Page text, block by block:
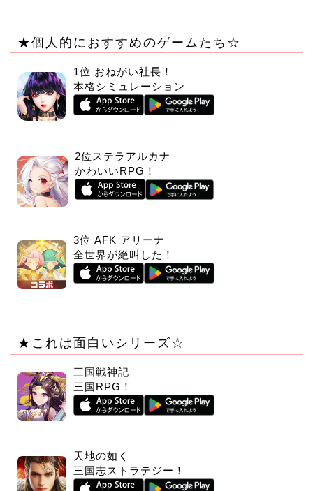
★個人的におすすめのゲームたち☆
1位 おねがい社長！
本格シミュレーション
2位ステラアルカナ
かわいいRPG！
3位 AFK アリーナ
全世界が絶叫した！
★これは面白いシリーズ☆
三国戦神記
三国RPG！
天地の如く
三国志ストラテジー！